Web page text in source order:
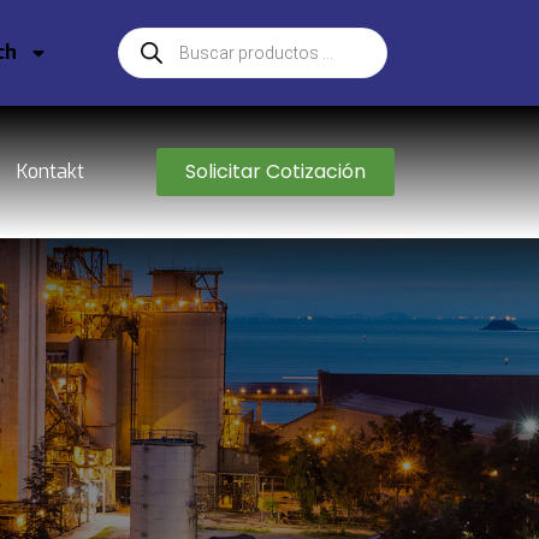
Kontakt Solicitar Cotización